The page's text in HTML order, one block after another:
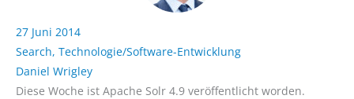
27 Juni 2014
Search, Technologie/Software-Entwicklung
Daniel Wrigley
Diese Woche ist Apache Solr 4.9 veröffentlicht worden.